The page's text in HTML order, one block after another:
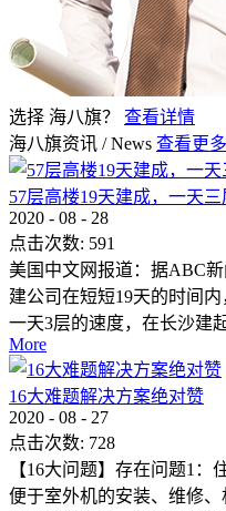
选择 海八旗？
查看详情
海八旗资讯 / News 查看更
57层高楼19天建成，一天三
2020 - 08 - 28
点击次数: 591
美国中文网报道：据ABC
建公司在短短19天的时间
一天3层的速度，在长沙建
More
16大难题解决方案绝对赞
2020 - 08 - 27
点击次数: 728
【16大问题】存在问题1：
便于室外机的安装、维修